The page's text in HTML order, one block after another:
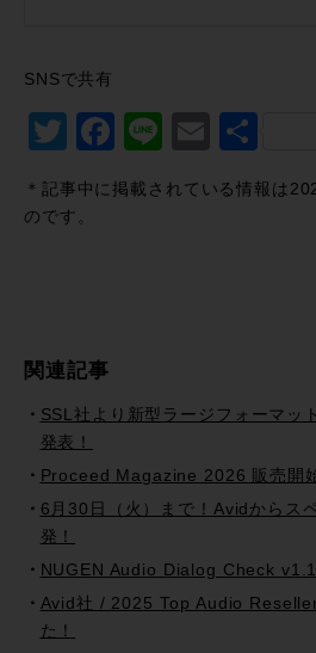
SNSで共有
Twitter
Facebook
LineEmail
有
＊記事中に掲載されている情報は
のです。
関連記事
SSL社より新型ラージフォーマッ
発表！
Proceed Magazine 2026 販売開
6月30日（火）まで！Avidからス
発！
NUGEN Audio Dialog Check
Avid社 / 2025 Top Audio
た！